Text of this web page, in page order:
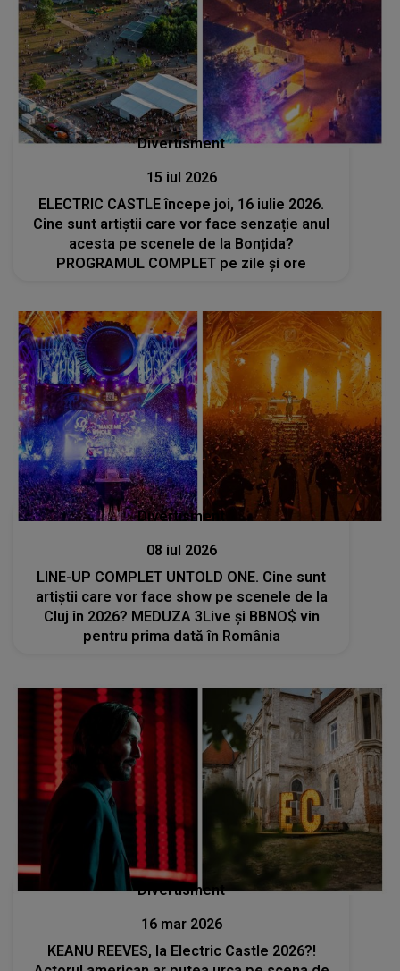
Divertisment
15 iul 2026
ELECTRIC CASTLE începe joi, 16 iulie 2026.
Cine sunt artiștii care vor face senzație anul
acesta pe scenele de la Bonțida?
PROGRAMUL COMPLET pe zile și ore
Divertisment
08 iul 2026
LINE-UP COMPLET UNTOLD ONE. Cine sunt
artiștii care vor face show pe scenele de la
Cluj în 2026? MEDUZA 3Live şi BBNO$ vin
pentru prima dată în România
Divertisment
16 mar 2026
KEANU REEVES, la Electric Castle 2026?!